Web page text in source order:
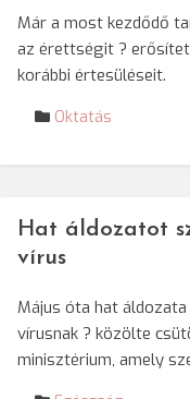
Már a most kezdődő
az érettségit ?
korábbi értesüléseit.
Oktatás
Hat áldozatot
vírus
Május óta hat
vírusnak ? közölte
minisztérium, amely